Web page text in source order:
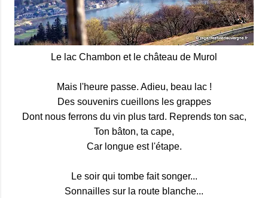
Le lac Chambon et le château de Murol
Mais l'heure passe. Adieu, beau lac !
Des souvenirs cueillons les grappes
Dont nous ferrons du vin plus tard. Reprends ton sac,
Ton bâton, ta cape,
Car longue est l'étape.
Le soir qui tombe fait songer...
Sonnailles sur la route blanche...